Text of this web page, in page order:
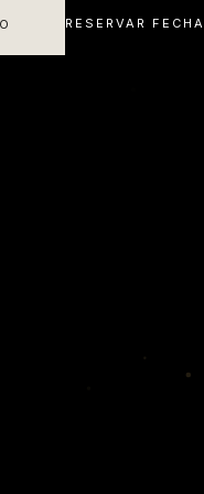
RESERVAR FECHA